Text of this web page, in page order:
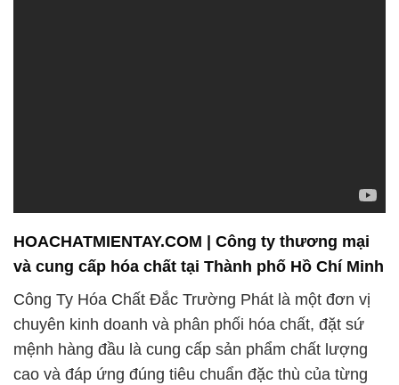
HOACHATMIENTAY.COM | Công ty thương mại
và cung cấp hóa chất tại Thành phố Hồ Chí Minh
Công Ty Hóa Chất Đắc Trường Phát là một đơn vị
chuyên kinh doanh và phân phối hóa chất, đặt sứ
mệnh hàng đầu là cung cấp sản phẩm chất lượng
cao và đáp ứng đúng tiêu chuẩn đặc thù của từng